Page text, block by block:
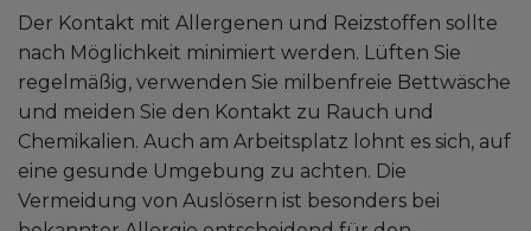
Der Kontakt mit Allergenen und Reizstoffen sollte
nach Möglichkeit minimiert werden. Lüften Sie
regelmäßig, verwenden Sie milbenfreie Bettwäsche
und meiden Sie den Kontakt zu Rauch und
Chemikalien. Auch am Arbeitsplatz lohnt es sich, auf
eine gesunde Umgebung zu achten. Die
Vermeidung von Auslösern ist besonders bei